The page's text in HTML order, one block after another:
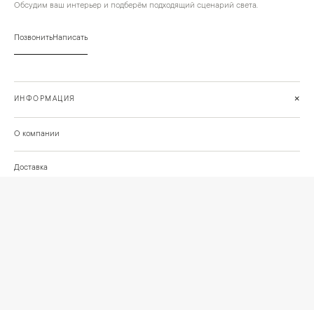
Обсудим ваш интерьер и подберём подходящий сценарий света.
ПозвонитьНаписать
ИНФОРМАЦИЯ +
О компании
Доставка